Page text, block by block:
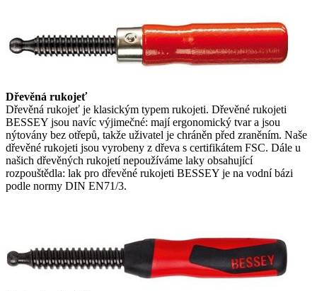
Dřevěná rukojeť
Dřevěná rukojeť je klasickým typem rukojeti. Dřevěné rukojeti
BESSEY jsou navíc výjimečné: mají ergonomický tvar a jsou
nýtovány bez otřepů, takže uživatel je chráněn před zraněním. Naše
dřevěné rukojeti jsou vyrobeny z dřeva s certifikátem FSC. Dále u
našich dřevěných rukojetí nepoužíváme laky obsahující
rozpouštědla: lak pro dřevěné rukojeti BESSEY je na vodní bázi
podle normy DIN EN71/3.